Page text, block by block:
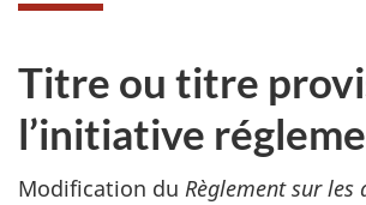
Titre ou titre
l’initiative
Modification du Règlement sur les